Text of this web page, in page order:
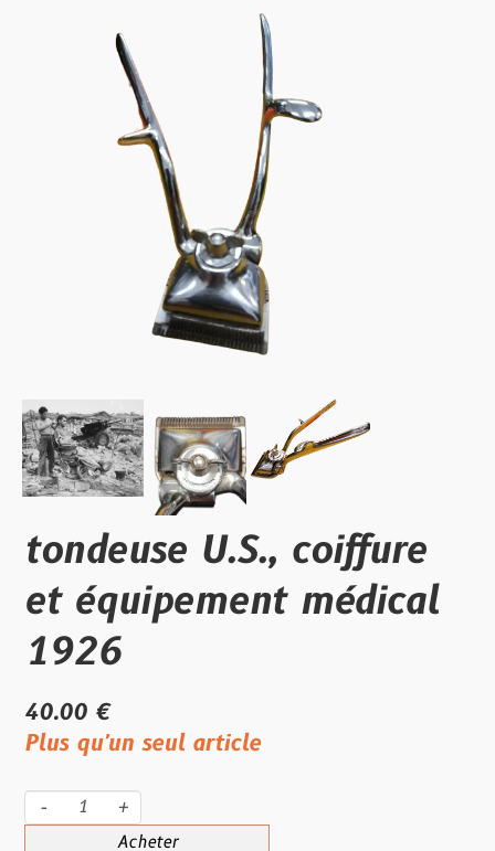
tondeuse U.S., coiffure
et équipement médical
1926
40.00 €
Plus qu'un seul article
- +
Acheter